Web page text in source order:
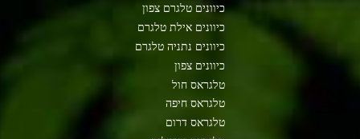
כיוונים טלגרם צפון
כיוונים אילת טלגרם
כיוונים נתניה טלגרם
כיוונים צפון
טלגראס חול
טלגראס חיפה
טלגראס דרום